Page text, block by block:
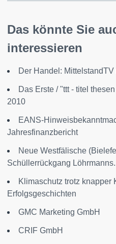
Das könnte Sie
interessieren
Der Handel: MittelstandTV
Das Erste / "ttt - titel
2010
EANS-
Jahresfinanzbericht
Neue Westfälische
Schüllerrückgang
Klimaschutz trotz knapper
Erfolgsgeschichten
GMC Marketing GmbH
CRIF GmbH